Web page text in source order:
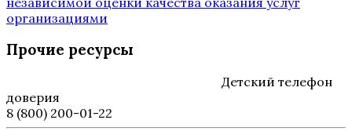
организациями
Прочие ресурсы
Детский телефон
доверия
8 (800) 200-01-22